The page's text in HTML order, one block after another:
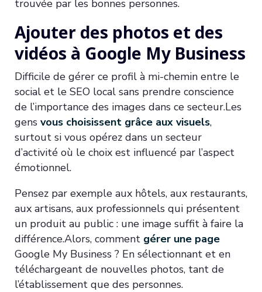
trouvée par les bonnes personnes.
Ajouter des photos et des
vidéos à Google My Business
Difficile de gérer ce profil à mi-chemin entre le
social et le SEO local sans prendre conscience
de l’importance des images dans ce secteur.Les
gens vous choisissent grâce aux visuels,
surtout si vous opérez dans un secteur
d’activité où le choix est influencé par l’aspect
émotionnel.
Pensez par exemple aux hôtels, aux restaurants,
aux artisans, aux professionnels qui présentent
un produit au public : une image suffit à faire la
différence.Alors, comment gérer une page
Google My Business ? En sélectionnant et en
téléchargeant de nouvelles photos, tant de
l’établissement que des personnes.